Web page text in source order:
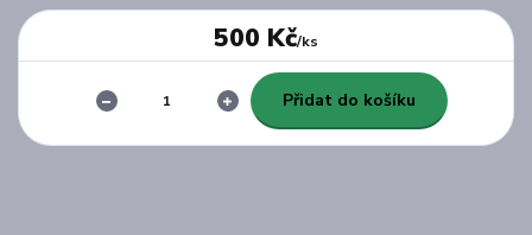
500 Kč/ks
Přidat do košíku